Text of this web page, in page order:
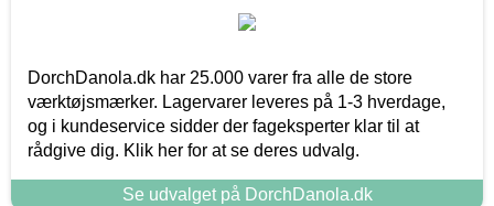
DorchDanola.dk har 25.000 varer fra alle de store
værktøjsmærker. Lagervarer leveres på 1-3 hverdage,
og i kundeservice sidder der fageksperter klar til at
rådgive dig. Klik her for at se deres udvalg.
Se udvalget på DorchDanola.dk